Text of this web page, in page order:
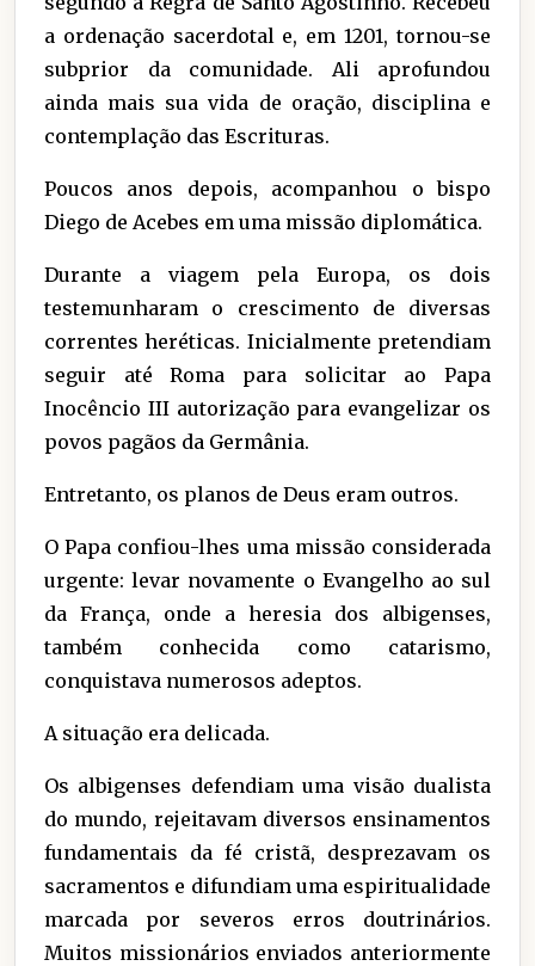
a ordenação sacerdotal e, em 1201, tornou-se
subprior da comunidade. Ali aprofundou
ainda mais sua vida de oração, disciplina e
contemplação das Escrituras.
Poucos anos depois, acompanhou o bispo
Diego de Acebes em uma missão diplomática.
Durante a viagem pela Europa, os dois
testemunharam o crescimento de diversas
correntes heréticas. Inicialmente pretendiam
seguir até Roma para solicitar ao Papa
Inocêncio III autorização para evangelizar os
povos pagãos da Germânia.
Entretanto, os planos de Deus eram outros.
O Papa confiou-lhes uma missão considerada
urgente: levar novamente o Evangelho ao sul
da França, onde a heresia dos albigenses,
também conhecida como catarismo,
conquistava numerosos adeptos.
A situação era delicada.
Os albigenses defendiam uma visão dualista
do mundo, rejeitavam diversos ensinamentos
fundamentais da fé cristã, desprezavam os
sacramentos e difundiam uma espiritualidade
marcada por severos erros doutrinários.
Muitos missionários enviados anteriormente